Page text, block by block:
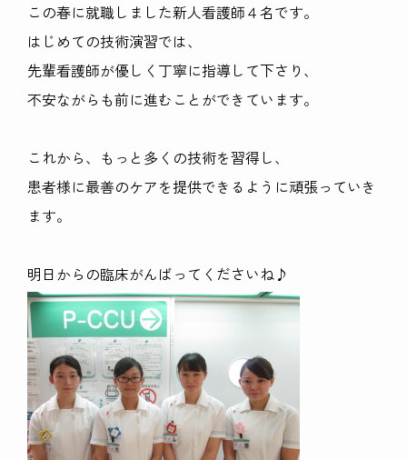
この春に就職しました新人看護師４名です。
はじめての技術演習では、
先輩看護師が優しく丁寧に指導して下さり、
不安ながらも前に進むことができています。
これから、もっと多くの技術を習得し、
患者様に最善のケアを提供できるように頑張っていき
ます。
明日からの臨床がんばってくださいね♪